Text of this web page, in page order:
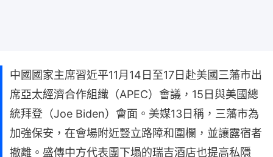
中國國家主席習近平11月14日至17日赴美國三藩市出
席亞太經濟合作組織（APEC）會議，15日與美國總
統拜登（Joe Biden）會面。美媒13日稱，三藩市為
加強保安，在會場附近豎立路障和圍欄，並讓露宿者
撤離。盛傳中方代表團下塌的瑞吉酒店也提高私隱